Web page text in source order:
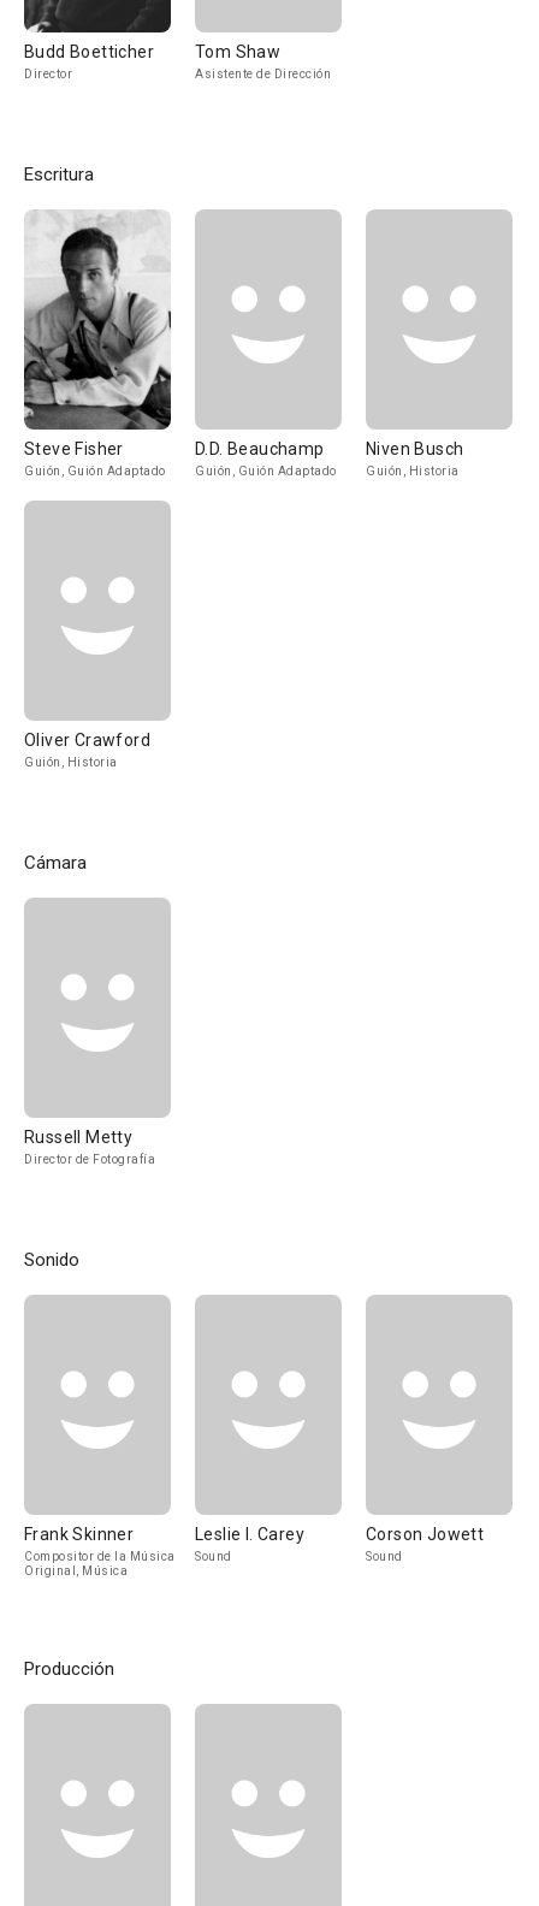
Budd Boetticher
Director
Tom Shaw
Asistente de Dirección
Escritura
Steve Fisher
Guión, Guión Adaptado
D.D. Beauchamp
Guión, Guión Adaptado
Niven Busch
Guión, Historia
Oliver Crawford
Guión, Historia
Cámara
Russell Metty
Director de Fotografía
Sonido
Frank Skinner
Compositor de la Música
Original, Música
Leslie I. Carey
Sound
Corson Jowett
Sound
Producción